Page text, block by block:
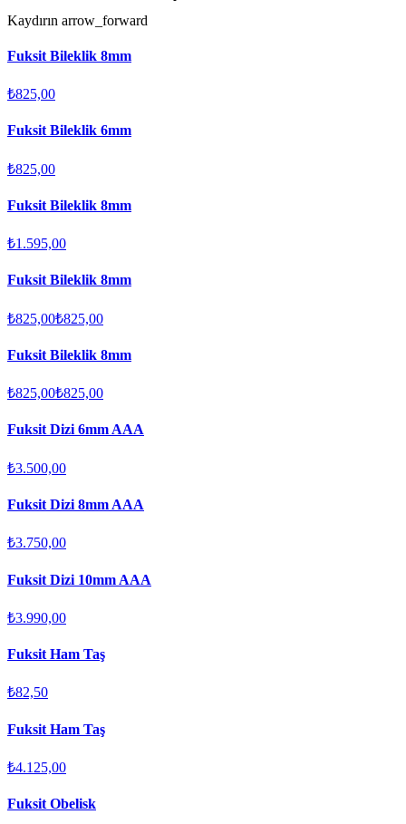
Kaydırın arrow_forward
Fuksit Bileklik 8mm
₺825,00
Fuksit Bileklik 6mm
₺825,00
Fuksit Bileklik 8mm
₺1.595,00
Fuksit Bileklik 8mm
₺825,00₺825,00
Fuksit Bileklik 8mm
₺825,00₺825,00
Fuksit Dizi 6mm AAA
₺3.500,00
Fuksit Dizi 8mm AAA
₺3.750,00
Fuksit Dizi 10mm AAA
₺3.990,00
Fuksit Ham Taş
₺82,50
Fuksit Ham Taş
₺4.125,00
Fuksit Obelisk